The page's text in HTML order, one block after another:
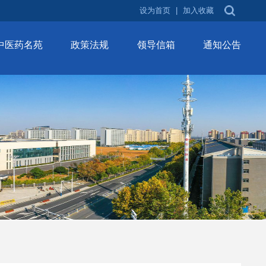
设为首页 加入收藏
医药名苑 政策法规 领导信箱 通知公告